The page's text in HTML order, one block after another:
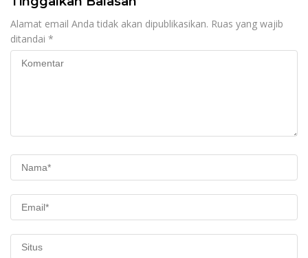
Alamat email Anda tidak akan dipublikasikan. Ruas yang wajib
ditandai *